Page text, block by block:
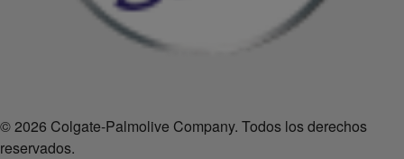
© 2026 Colgate-Palmolive Company. Todos los derechos
reservados.